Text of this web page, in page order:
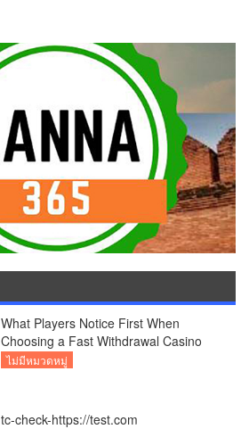
What Players Notice First When
Choosing a Fast Withdrawal Casino
UK
ไม่มีหมวดหมู่
tc-check-https://test.com